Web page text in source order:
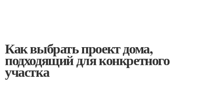
Как выбрать проект дома,
подходящий для конкретного
участка